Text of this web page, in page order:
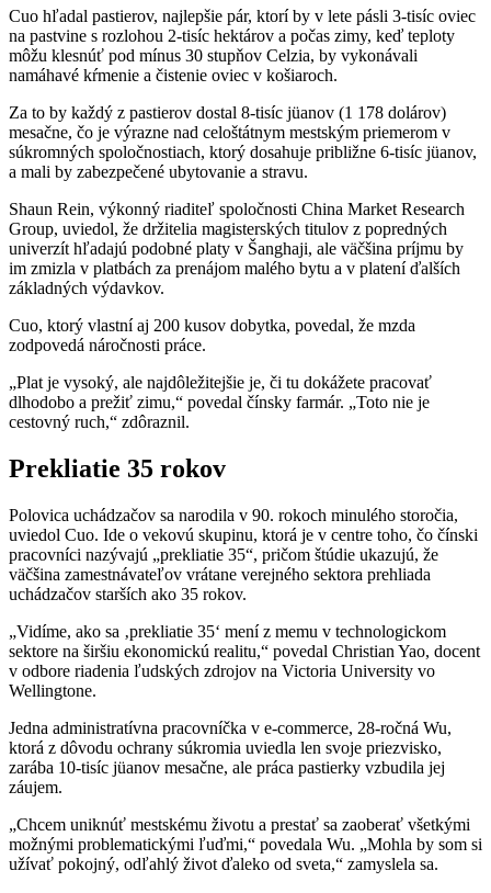
Cuo hľadal pastierov, najlepšie pár, ktorí by v lete pásli 3-tisíc oviec
na pastvine s rozlohou 2-tisíc hektárov a počas zimy, keď teploty
môžu klesnúť pod mínus 30 stupňov Celzia, by vykonávali
namáhavé kŕmenie a čistenie oviec v košiaroch.
Za to by každý z pastierov dostal 8-tisíc jüanov (1 178 dolárov)
mesačne, čo je výrazne nad celoštátnym mestským priemerom v
súkromných spoločnostiach, ktorý dosahuje približne 6-tisíc jüanov,
a mali by zabezpečené ubytovanie a stravu.
Shaun Rein, výkonný riaditeľ spoločnosti China Market Research
Group, uviedol, že držitelia magisterských titulov z popredných
univerzít hľadajú podobné platy v Šanghaji, ale väčšina príjmu by
im zmizla v platbách za prenájom malého bytu a v platení ďalších
základných výdavkov.
Cuo, ktorý vlastní aj 200 kusov dobytka, povedal, že mzda
zodpovedá náročnosti práce.
„Plat je vysoký, ale najdôležitejšie je, či tu dokážete pracovať
dlhodobo a prežiť zimu,“ povedal čínsky farmár. „Toto nie je
cestovný ruch,“ zdôraznil.
Prekliatie 35 rokov
Polovica uchádzačov sa narodila v 90. rokoch minulého storočia,
uviedol Cuo. Ide o vekovú skupinu, ktorá je v centre toho, čo čínski
pracovníci nazývajú „prekliatie 35“, pričom štúdie ukazujú, že
väčšina zamestnávateľov vrátane verejného sektora prehliada
uchádzačov starších ako 35 rokov.
„Vidíme, ako sa ‚prekliatie 35‘ mení z memu v technologickom
sektore na širšiu ekonomickú realitu,“ povedal Christian Yao, docent
v odbore riadenia ľudských zdrojov na Victoria University vo
Wellingtone.
Jedna administratívna pracovníčka v e-commerce, 28-ročná Wu,
ktorá z dôvodu ochrany súkromia uviedla len svoje priezvisko,
zarába 10-tisíc jüanov mesačne, ale práca pastierky vzbudila jej
záujem.
„Chcem uniknúť mestskému životu a prestať sa zaoberať všetkými
možnými problematickými ľuďmi,“ povedala Wu. „Mohla by som si
užívať pokojný, odľahlý život ďaleko od sveta,“ zamyslela sa.